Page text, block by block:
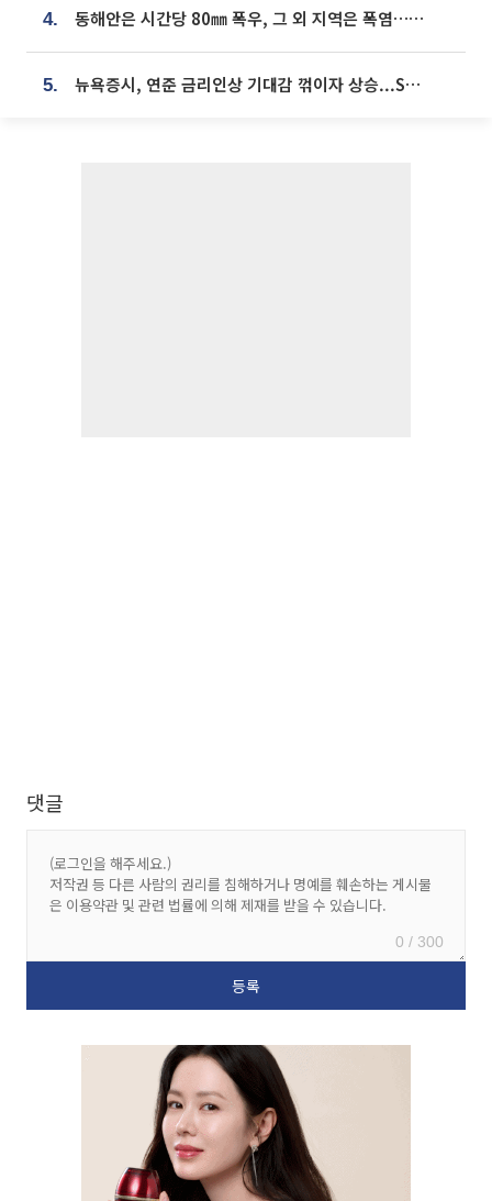
4. 동해안은 시간당 80㎜ 폭우, 그 외 지역은 폭염…‘극과 극 날씨’
5. 뉴욕증시, 연준 금리인상 기대감 꺾이자 상승...S&P500 사상 최고치 [종합]
댓글
0 / 300